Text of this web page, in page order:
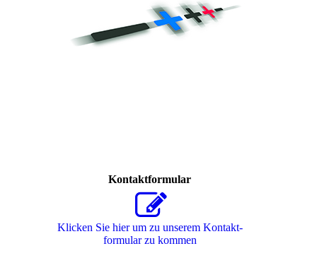
Kontaktformular
Klicken Sie hier um zu unserem Kon­takt­
for­mu­lar zu kommen